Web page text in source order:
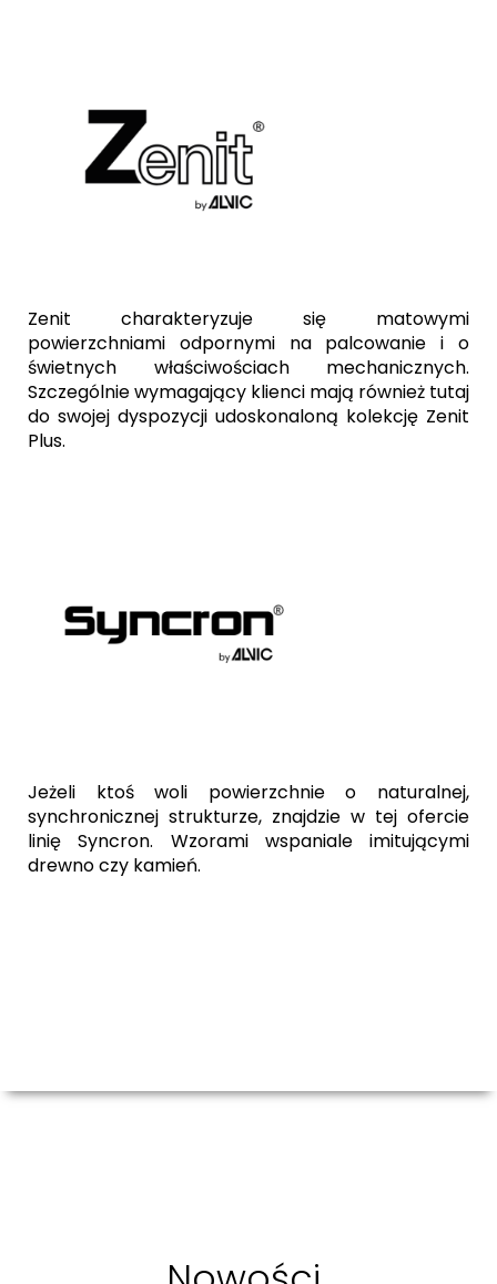
Zenit charakteryzuje się matowymi
powierzchniami odpornymi na palcowanie i o
świetnych właściwościach mechanicznych.
Szczególnie wymagający klienci mają również tutaj
do swojej dyspozycji udoskonaloną kolekcję Zenit
Plus.
Jeżeli ktoś woli powierzchnie o naturalnej,
synchronicznej strukturze, znajdzie w tej ofercie
linię Syncron. Wzorami wspaniale imitującymi
drewno czy kamień.